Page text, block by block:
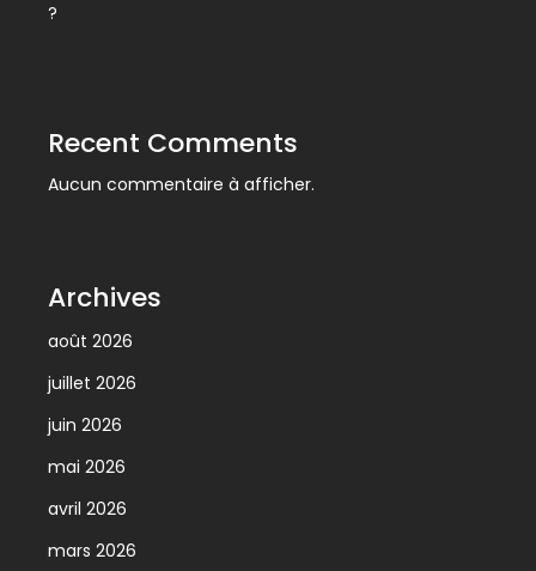
?
Recent Comments
Aucun commentaire à afficher.
Archives
août 2026
juillet 2026
juin 2026
mai 2026
avril 2026
mars 2026